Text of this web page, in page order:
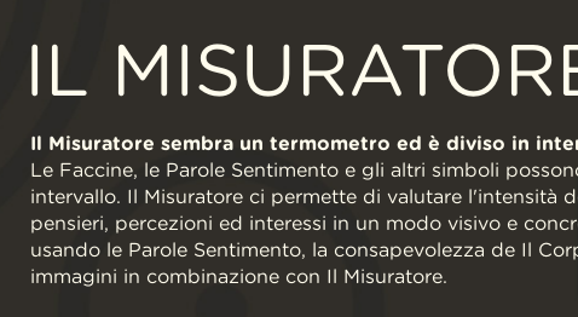
IL
Il Misuratore sembra un termometro ed è diviso in
Le Faccine, le Parole Sentimento e gli altri simboli
intervallo. Il Misuratore ci permette di valutare l'intensità
pensieri, percezioni ed interessi in un modo visivo e
usando le Parole Sentimento, la consapevolezza de Il
immagini in combinazione con Il Misuratore.